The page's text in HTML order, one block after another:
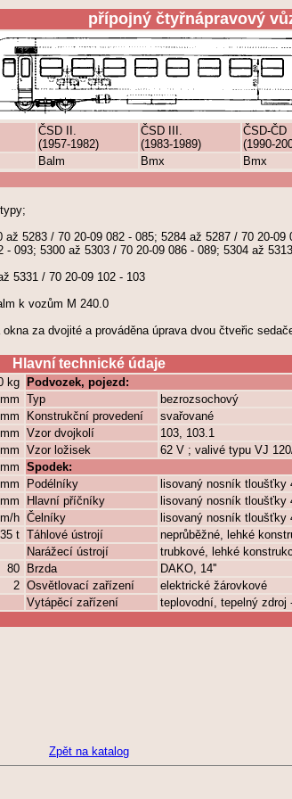
přípojný čtyřnápravový
ČSD II.
(1957-1982)
ČSD III.
(1983-1989)
ČSD-ČD
(1990-
Balm Bmx Bmx
5283 / 70 20-09 082 - 085; 5284 až 5287 / 70 20-09
093; 5300 až 5303 / 70 20-09 086 - 089; 5304 až
5331 / 70 20-09 102 - 103
k vozům M 240.0
za dvojité a prováděna úprava dvou čtveřic
Hlavní technické údaje
kg
Podvozek, pojezd:
Typ
bezrozsochový
Konstrukční provedení
svařované
Vzor dvojkolí
103, 103.1
Vzor ložisek
62 V ; valivé typu VJ
Spodek:
Podélníky
lisovaný nosník tloušťky
Hlavní příčníky
lisovaný nosník tloušťky
h Čelníky
lisovaný nosník tloušťky
35 t Táhlové ústrojí
neprůběžné, lehké
Narážecí ústrojí
trubkové, lehké
80 Brzda
DAKO, 14''
2 Osvětlovací zařízení
elektrické žárovkové
Vytápěcí zařízení
teplovodní, tepelný zdroj
Zpět na katalog